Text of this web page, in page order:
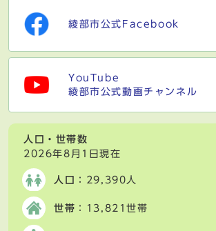
綾部市公式Facebook
YouTube
綾部市公式動画チャンネル
人口・世帯数
2026年8月1日現在
人口 ：29,390人
世帯 ：13,821世帯